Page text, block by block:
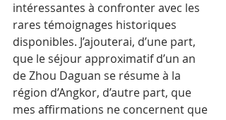
intéressantes à confronter avec les
rares témoignages historiques
disponibles. J’ajouterai, d’une part,
que le séjour approximatif d’un an
de Zhou Daguan se résume à la
région d’Angkor, d’autre part, que
mes affirmations ne concernent que